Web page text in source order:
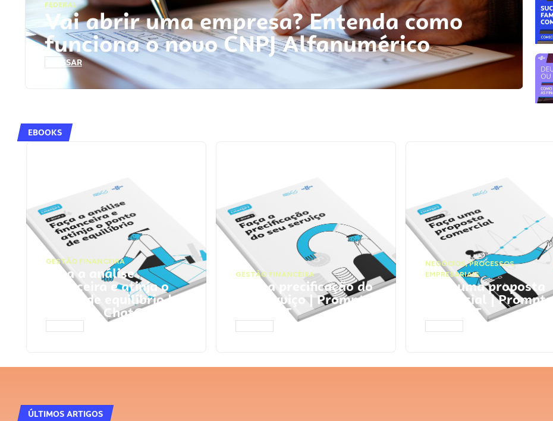
FEDERAL
Vai abrir uma empresa? Entenda como
funciona o novo CNPJ Alfanumérico
ACESSAR
EBOOKS
GESTÃO FINANCEIRA
Faça a análise
financeira e atinja o
ponto de equilíbrio |
Prompts ChatGPT
GESTÃO FINANCEIRA
Faça a precificação do
seu serviço | Prompts
ChatGPT
NEGÓCIOS,PROCESSOS
EMPRESARIAIS
Faça uma proposta
comercial | Prompts
ChatGPT
ÚLTIMOS ARTIGOS